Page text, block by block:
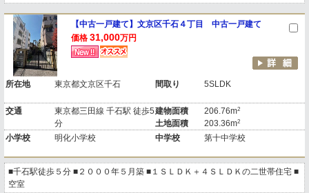
【中古一戸建て】文京区千石４丁目 中古一戸建て
価格 31,000万円
所在地 東京都文京区千石 間取り 5SLDK
交通
東京都三田線 千石駅 徒歩5
分
建物面積
土地面積
206.76m2
203.36m2
小学校 明化小学校 中学校 第十中学校
■千石駅徒歩５分 ■２０００年５月築 ■１ＳＬＤＫ＋４ＳＬＤＫの二世帯住宅 ■
空室